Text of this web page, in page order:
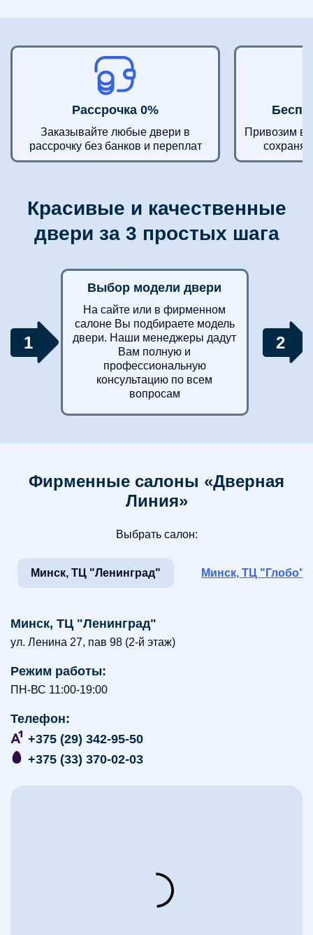
Рассрочка 0%
Заказывайте любые двери в
рассрочку без банков и переплат
Привозим в
сохраняя
Красивые и качественные
двери за 3 простых шага
1
Выбор модели двери
На сайте или в фирменном
салоне Вы подбираете модель
двери. Наши менеджеры дадут
Вам полную и
профессиональную
консультацию по всем
вопросам
2
Фирменные салоны «Дверная
Линия»
Выбрать салон:
Минск, ТЦ "Ленинград" Минск, ТЦ "Глобо"
Минск, ТЦ "Ленинград"
ул. Ленина 27, пав 98 (2-й этаж)
Режим работы:
ПН-ВС 11:00-19:00
Телефон:
+375 (29) 342-95-50
+375 (33) 370-02-03